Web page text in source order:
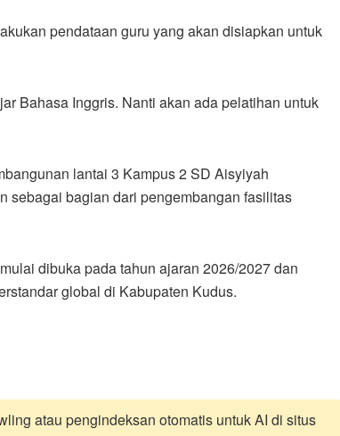
pendataan guru yang akan disiapkan untuk
Bahasa Inggris. Nanti akan ada pelatihan untuk
lantai 3 Kampus 2 SD Aisyiyah
sebagai bagian dari pengembangan fasilitas
dibuka pada tahun ajaran 2026/2027 dan
global di Kabupaten Kudus.
atau pengindeksan otomatis untuk AI di situs